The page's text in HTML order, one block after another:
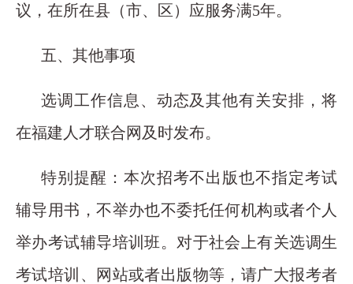
议，在所在县（市、区）应服务满5年。
五、其他事项
选调工作信息、动态及其他有关安排，将
在福建人才联合网及时发布。
特别提醒：本次招考不出版也不指定考试
辅导用书，不举办也不委托任何机构或者个人
举办考试辅导培训班。对于社会上有关选调生
考试培训、网站或者出版物等，请广大报考者